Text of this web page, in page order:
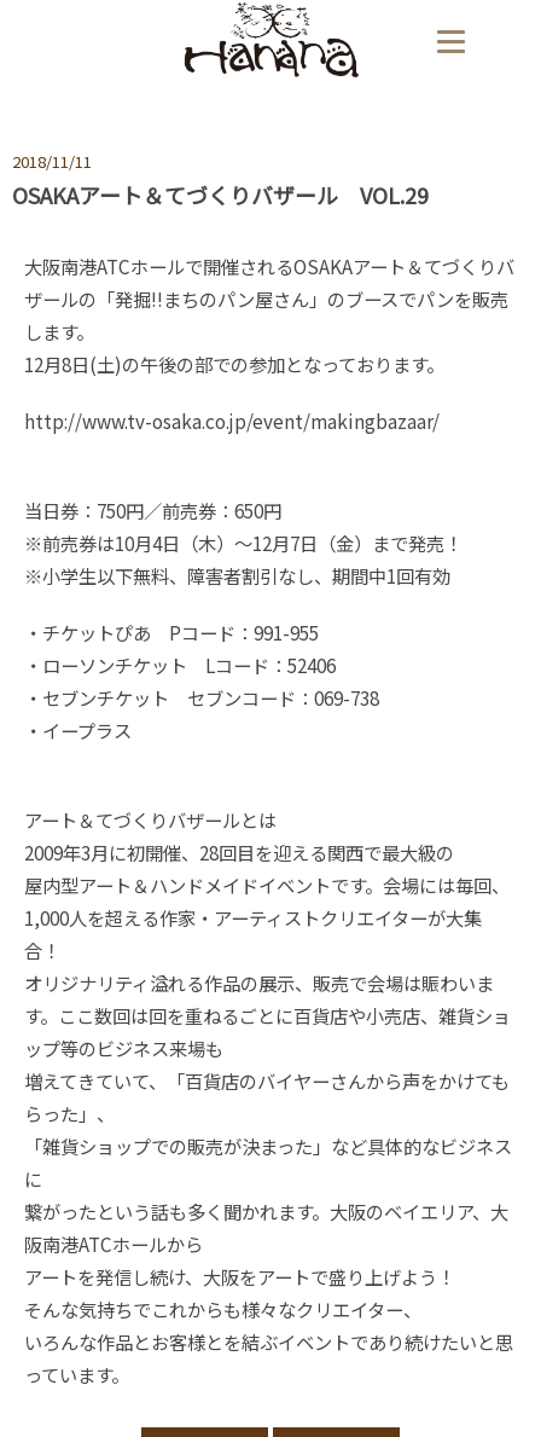
2018/11/11
OSAKAアート＆てづくりバザール VOL.29
大阪南港ATCホールで開催されるOSAKAアート＆てづくりバ
ザールの「発掘!!まちのパン屋さん」のブースでパンを販売
します。
12月8日(土)の午後の部での参加となっております。
http://www.tv-osaka.co.jp/event/makingbazaar/
当日券：750円／前売券：650円
※前売券は10月4日（木）～12月7日（金）まで発売！
※小学生以下無料、障害者割引なし、期間中1回有効
・チケットぴあ Pコード：991-955
・ローソンチケット Lコード：52406
・セブンチケット セブンコード：069-738
・イープラス
アート＆てづくりバザールとは
2009年3月に初開催、28回目を迎える関西で最大級の
屋内型アート＆ハンドメイドイベントです。会場には毎回、
1,000人を超える作家・アーティストクリエイターが大集
合！
オリジナリティ溢れる作品の展示、販売で会場は賑わいま
す。ここ数回は回を重ねるごとに百貨店や小売店、雑貨ショ
ップ等のビジネス来場も
増えてきていて、「百貨店のバイヤーさんから声をかけても
らった」、
「雑貨ショップでの販売が決まった」など具体的なビジネス
に
繋がったという話も多く聞かれます。大阪のベイエリア、大
阪南港ATCホールから
アートを発信し続け、大阪をアートで盛り上げよう！
そんな気持ちでこれからも様々なクリエイター、
いろんな作品とお客様とを結ぶイベントであり続けたいと思
っています。